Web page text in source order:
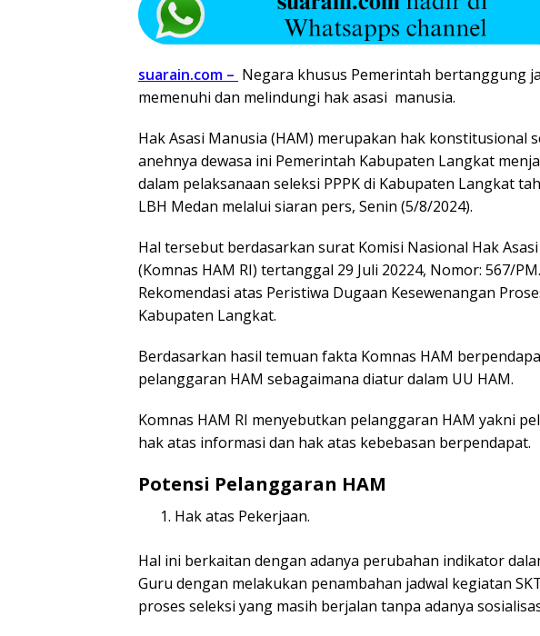
suarain.com – Negara khusus Pemerintah bertanggung
memenuhi dan melindungi hak asasi manusia.
Hak Asasi Manusia (HAM) merupakan hak konstitusional
anehnya dewasa ini Pemerintah Kabupaten Langkat
dalam pelaksanaan seleksi PPPK di Kabupaten Langkat
LBH Medan melalui siaran pers, Senin (5/8/2024).
Hal tersebut berdasarkan surat Komisi Nasional Hak
(Komnas HAM RI) tertanggal 29 Juli 20224, Nomor: 567/
Rekomendasi atas Peristiwa Dugaan Kesewenangan
Kabupaten Langkat.
Berdasarkan hasil temuan fakta Komnas HAM
pelanggaran HAM sebagaimana diatur dalam UU HAM.
Komnas HAM RI menyebutkan pelanggaran HAM yakni
hak atas informasi dan hak atas kebebasan berpendapat.
Potensi Pelanggaran HAM
Hak atas Pekerjaan.
Hal ini berkaitan dengan adanya perubahan indikator
Guru dengan melakukan penambahan jadwal kegiatan
proses seleksi yang masih berjalan tanpa adanya